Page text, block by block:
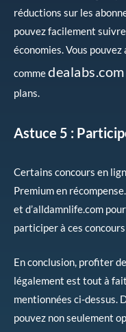
réductions sur les
pouvez facilement
économies. Vous
commedealabs.com
plans.
Astuce 5 :
Certains concours en
Premium en
et d’alldamnlife.com
participer à ces
En conclusion, profiter
légalement est tout à
mentionnées ci-dessus.
pouvez non seulement